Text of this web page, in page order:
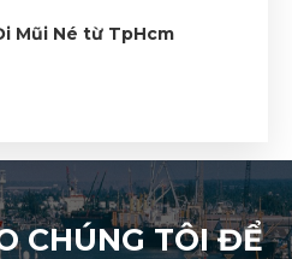
Mũi Né từ TpHcm
CHÚNG TÔI ĐỂ